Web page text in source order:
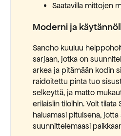
Saatavilla mittojen
Moderni ja
Sancho kuuluu
sarjaan, jotka on
arkea ja pitämään kodin
raidoitettu pinta tuo
selkeyttä, ja matto
erilaisiin tiloihin. Voit tilata
haluamasi pituisena,
suunnittelemaasi